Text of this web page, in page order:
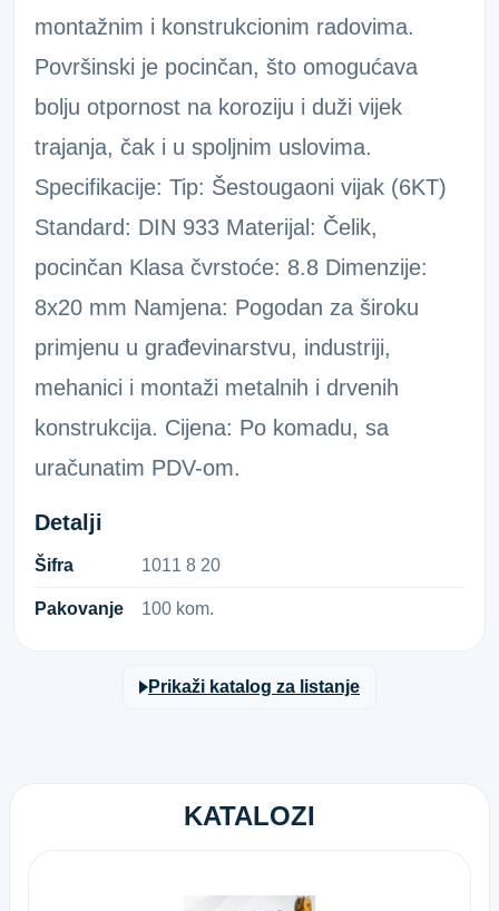
montažnim i konstrukcionim radovima.
Površinski je pocinčan, što omogućava
bolju otpornost na koroziju i duži vijek
trajanja, čak i u spoljnim uslovima.
Specifikacije: Tip: Šestougaoni vijak (6KT)
Standard: DIN 933 Materijal: Čelik,
pocinčan Klasa čvrstoće: 8.8 Dimenzije:
8x20 mm Namjena: Pogodan za široku
primjenu u građevinarstvu, industriji,
mehanici i montaži metalnih i drvenih
konstrukcija. Cijena: Po komadu, sa
uračunatim PDV-om.
Detalji
Šifra 1​0​1​1​ ​8​ ​2​0​
Pakovanje 100 kom.
Prikaži katalog za listanje
KATALOZI